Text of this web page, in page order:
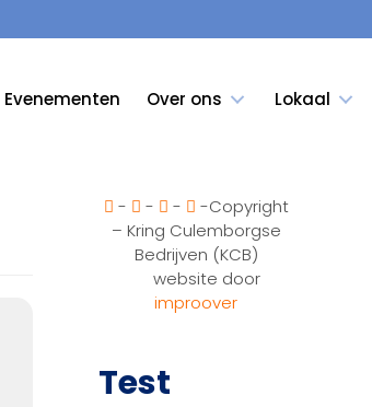
Evenementen Over ons Lokaal
- - -
-Copyright
– Kring Culemborgse
Bedrijven (KCB)
website door
improover
Test